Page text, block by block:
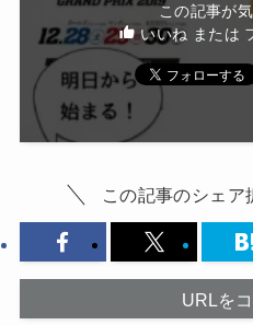
この記事が
いいね または
この記事のシェア
URLを